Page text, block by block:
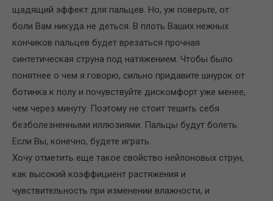
щадящий эффект для пальцев. Но, уж поверьте, от
боли Вам никуда не деться. В плоть Ваших нежных
кончиков пальцев будет врезаться прочная
синтетическая струна под натяжением. Чтобы было
понятнее о чем я говорю, сильно придавите шнурок от
ботинка к полу и почувствуйте дискомфорт уже менее,
чем через минуту. Поэтому не стоит тешить себя
безболезненными иллюзиями. Пальцы будут болеть.
Если Вы, конечно, будете играть.
Хочу отметить еще такое свойство нейлоновых струн,
как высокий коэффициент растяжения и
чувствительность при изменении влажности, и